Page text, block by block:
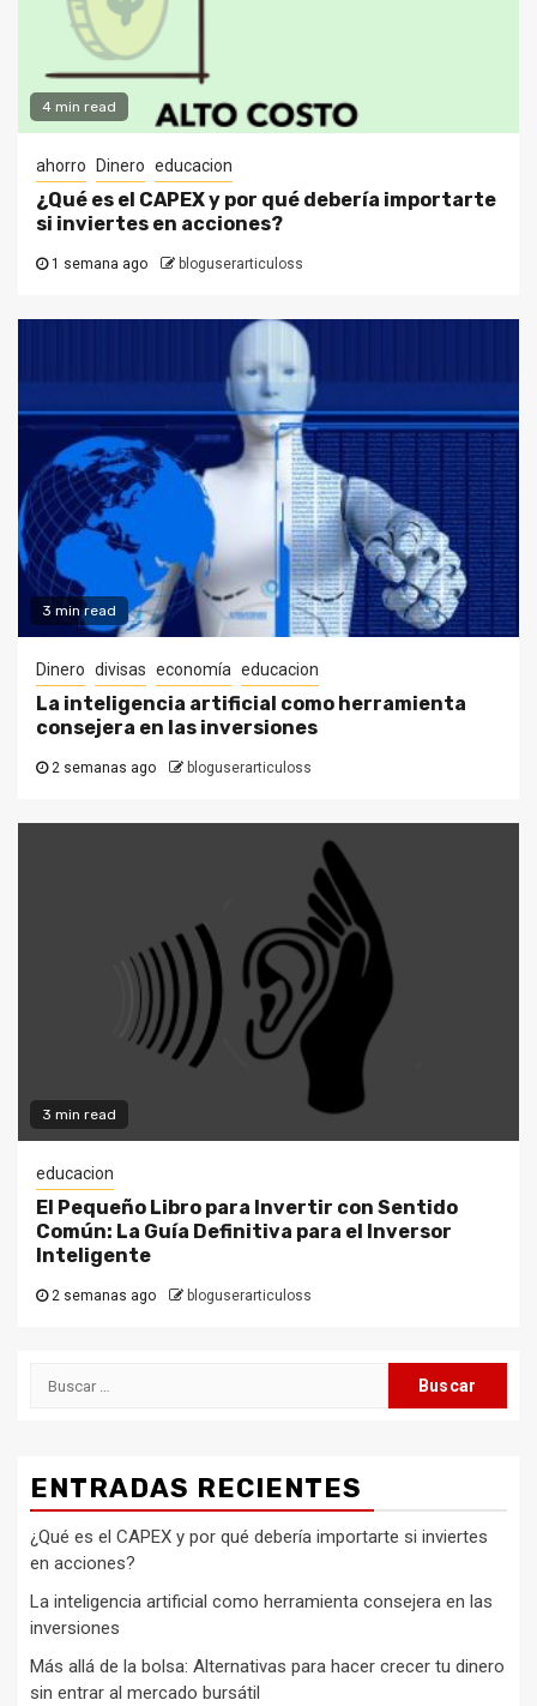
4 min read
ahorro Dinero educacion
¿Qué es el CAPEX y por qué debería importarte
si inviertes en acciones?
1 semana ago bloguserarticuloss
3 min read
Dinero divisas economía educacion
La inteligencia artificial como herramienta
consejera en las inversiones
2 semanas ago bloguserarticuloss
3 min read
educacion
El Pequeño Libro para Invertir con Sentido
Común: La Guía Definitiva para el Inversor
Inteligente
2 semanas ago bloguserarticuloss
Buscar:
ENTRADAS RECIENTES
¿Qué es el CAPEX y por qué debería importarte si inviertes
en acciones?
La inteligencia artificial como herramienta consejera en las
inversiones
Más allá de la bolsa: Alternativas para hacer crecer tu dinero
sin entrar al mercado bursátil